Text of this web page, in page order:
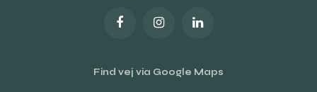
Find vej via Google Maps